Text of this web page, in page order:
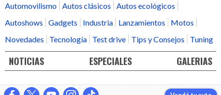
Automovilismo
Autos clásicos
Autos ecológicos
Autoshows
Gadgets Industria Lanzamientos
Motos
Novedades
Tecnología Test drive Tips y Consejos Tuning
NOTICIAS ESPECIALES GALERIAS